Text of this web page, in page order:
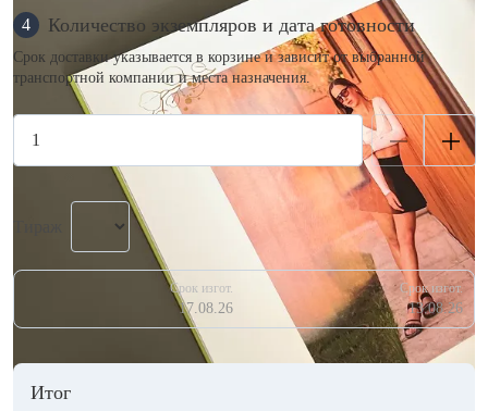
4 Количество экземпляров и дата готовности
Срок доставки указывается в корзине и зависит от выбранной
транспортной компании и места назначения.
Срок изгот.
17.08.26
Срок изгот.
13.08.26
Итог